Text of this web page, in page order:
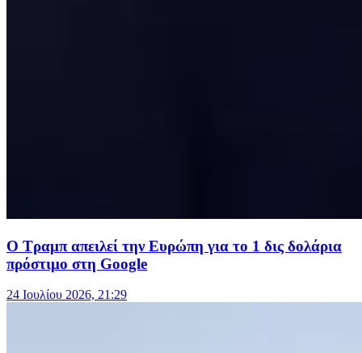
Ο Τραμπ απειλεί την Ευρώπη για το 1 δις δολάρια
πρόστιμο στη Google
24 Ιουλίου 2026, 21:29